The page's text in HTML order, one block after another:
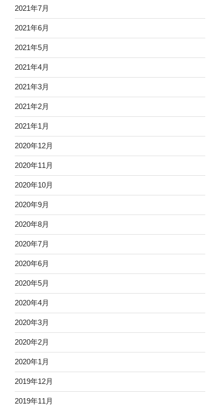
2021年7月
2021年6月
2021年5月
2021年4月
2021年3月
2021年2月
2021年1月
2020年12月
2020年11月
2020年10月
2020年9月
2020年8月
2020年7月
2020年6月
2020年5月
2020年4月
2020年3月
2020年2月
2020年1月
2019年12月
2019年11月